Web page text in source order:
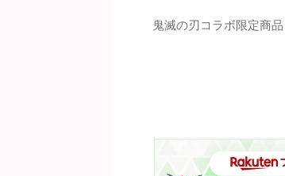
鬼滅の刃コラボ限定商